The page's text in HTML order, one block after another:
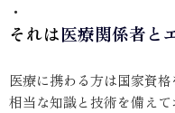
・
それは医療関係者と
医療に携わる方は国家資
相当な知識と技術を備えて